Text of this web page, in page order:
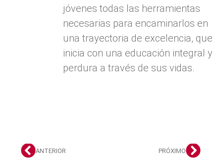
jóvenes todas las herramientas
necesarias para encaminarlos en
una trayectoria de excelencia, que
inicia con una educación integral y
perdura a través de sus vidas.
ANTERIOR PRÓXIMO